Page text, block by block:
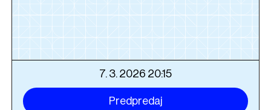
7. 3. 2026 20:15
Predpredaj